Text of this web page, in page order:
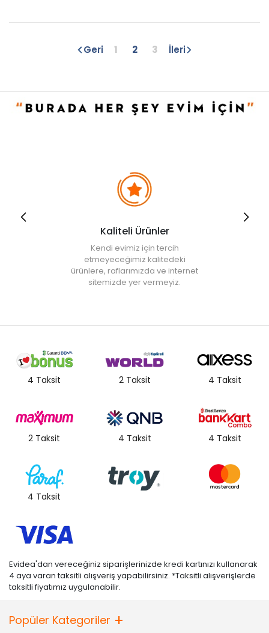
Geri 1 2 3 İleri
Kaliteli Ürünler
Kendi evimiz için tercih
etmeyeceğimiz kalitedeki
ürünlere, raflarımızda ve internet
sitemizde yer vermeyiz.
4 Taksit 2 Taksit 4 Taksit
2 Taksit 4 Taksit 4 Taksit
4 Taksit
Evidea'dan vereceğiniz siparişlerinizde kredi kartınızı kullanarak
4 aya varan taksitli alışveriş yapabilirsiniz. *Taksitli alışverişlerde
taksitli fiyatımız uygulanabilir.
Popüler Kategoriler